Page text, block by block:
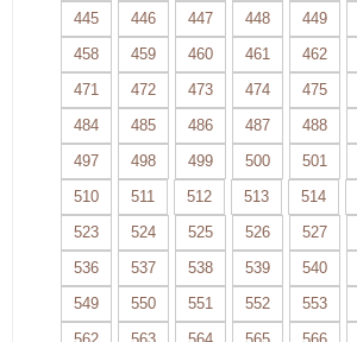
445
446 447 448 449
458
459 460 461 462
471
472 473 474 475
484
485 486 487 488
497
498 499 500 501
510
511 512 513 514
523
524 525 526 527
536
537 538 539 540
549
550 551 552 553